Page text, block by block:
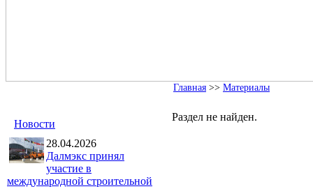
Главная >> Материалы
Новости
28.04.2026
Далмэкс принял
участие в
международной строительной
Раздел не найден.